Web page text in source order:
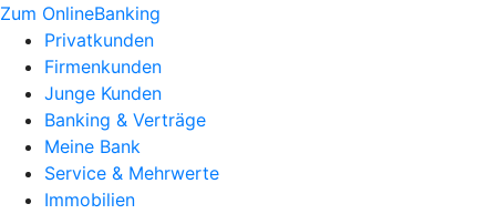
Zum OnlineBanking
Privatkunden
Firmenkunden
Junge Kunden
Banking & Verträge
Meine Bank
Service & Mehrwerte
Immobilien